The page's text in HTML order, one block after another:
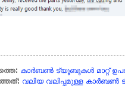
കാർബൺ ട്യൂബുകൾ മാറ്റ്
വലിയ വലിപ്പമുള്ള കാർബൺ